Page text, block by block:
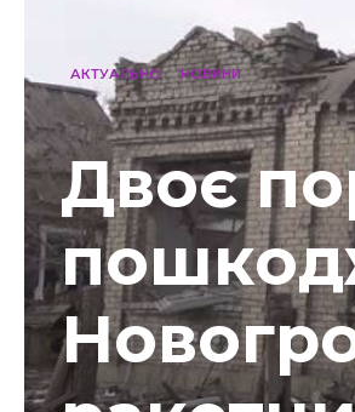
АКТУАЛЬНО НОВИНИ
Двоє